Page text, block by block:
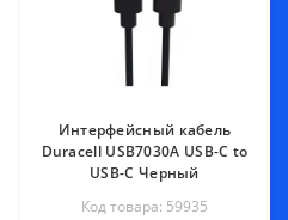
Интерфейсный кабель
Duracell USB7030A USB-C to
USB-C Черный
Код товара: 59935